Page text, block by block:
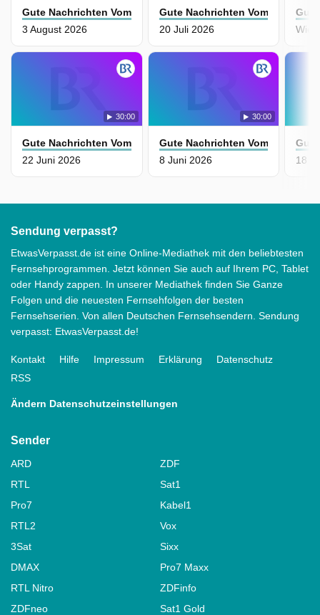
Gute Nachrichten Vom Planeten
3 August 2026
Gute Nachrichten Vom Planeten
20 Juli 2026
30:00
Gute Nachrichten Vom Planeten
22 Juni 2026
30:00
Gute Nachrichten Vom Planeten
8 Juni 2026
18
Sendung verpasst?
EtwasVerpasst.de ist eine Online-Mediathek mit den beliebtesten
Fernsehprogrammen. Jetzt können Sie auch auf Ihrem PC, Tablet
oder Handy zappen. In unserer Mediathek finden Sie Ganze
Folgen und die neuesten Fernsehfolgen der besten
Fernsehserien. Von allen Deutschen Fernsehsendern. Sendung
verpasst: EtwasVerpasst.de!
Kontakt Hilfe Impressum Erklärung
Datenschutz
RSS
Ändern Datenschutzeinstellungen
Sender
ARD
ZDF
RTL
Sat1
Pro7
Kabel1
RTL2
Vox
3Sat
Sixx
DMAX
Pro7 Maxx
RTL Nitro
ZDFinfo
ZDFneo
Sat1 Gold